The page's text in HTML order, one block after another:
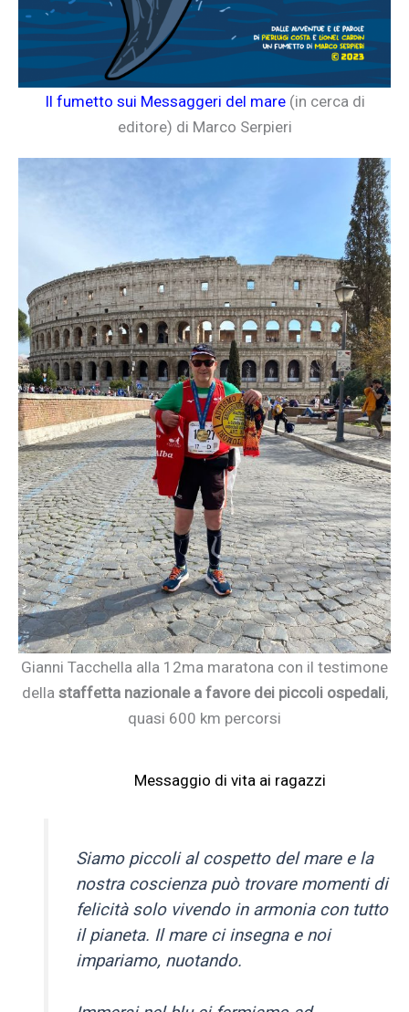
Il fumetto sui Messaggeri del mare(in cerca di
editore) di Marco Serpieri
Gianni Tacchella alla 12ma maratona con il testimone
della staffetta nazionale a favore dei piccoli ospedali,
quasi 600 km percorsi
Messaggio di vita ai ragazzi
Siamo piccoli al cospetto del mare e la
nostra coscienza può trovare momenti di
felicità solo vivendo in armonia con tutto
il pianeta. Il mare ci insegna e noi
impariamo, nuotando.